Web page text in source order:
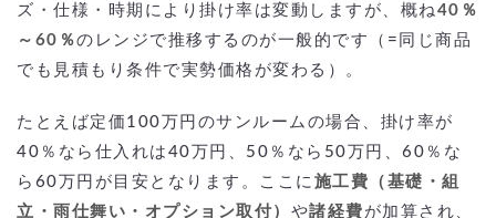
ズ・仕様・時期により掛け率は変動しますが、概ね 40％
～60％のレンジで推移するのが一般的です（=同じ商品
でも見積もり条件で実勢価格が変わる）。
たとえば定価100万円のサンルームの場合、掛け率が
40％なら仕入れは40万円、50％なら50万円、60％な
ら60万円が目安となります。ここに 施工費（基礎・組
立・雨仕舞い・オプション取付） や諸経費 が加算され、